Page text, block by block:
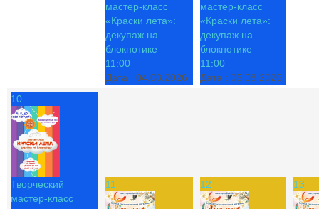
мастер-класс
«Краски лета»:
декупаж на
блокнотике
11:00
Дата : 04.08.2026
мастер-класс
«Краски лета»:
декупаж на
блокнотике
11:00
Дата : 05.08.2026
10
Творческий
мастер-класс
11 12 13